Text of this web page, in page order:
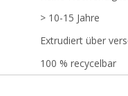
> 10-15 Jahre
Extrudiert über
100 % recycelbar